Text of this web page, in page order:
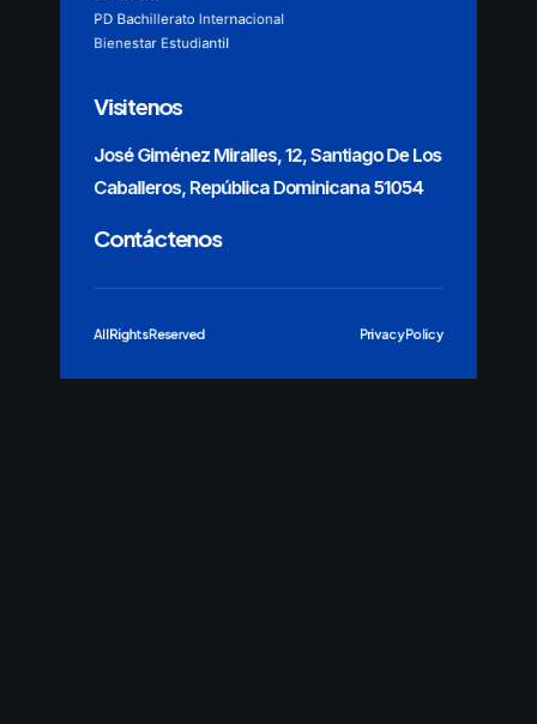
PD Bachillerato Internacional
Bienestar Estudiantil
Visitenos
José Giménez Miralles, 12, Santiago De Los
Caballeros, República Dominicana 51054
Contáctenos
All Rights Reserved Privacy Policy